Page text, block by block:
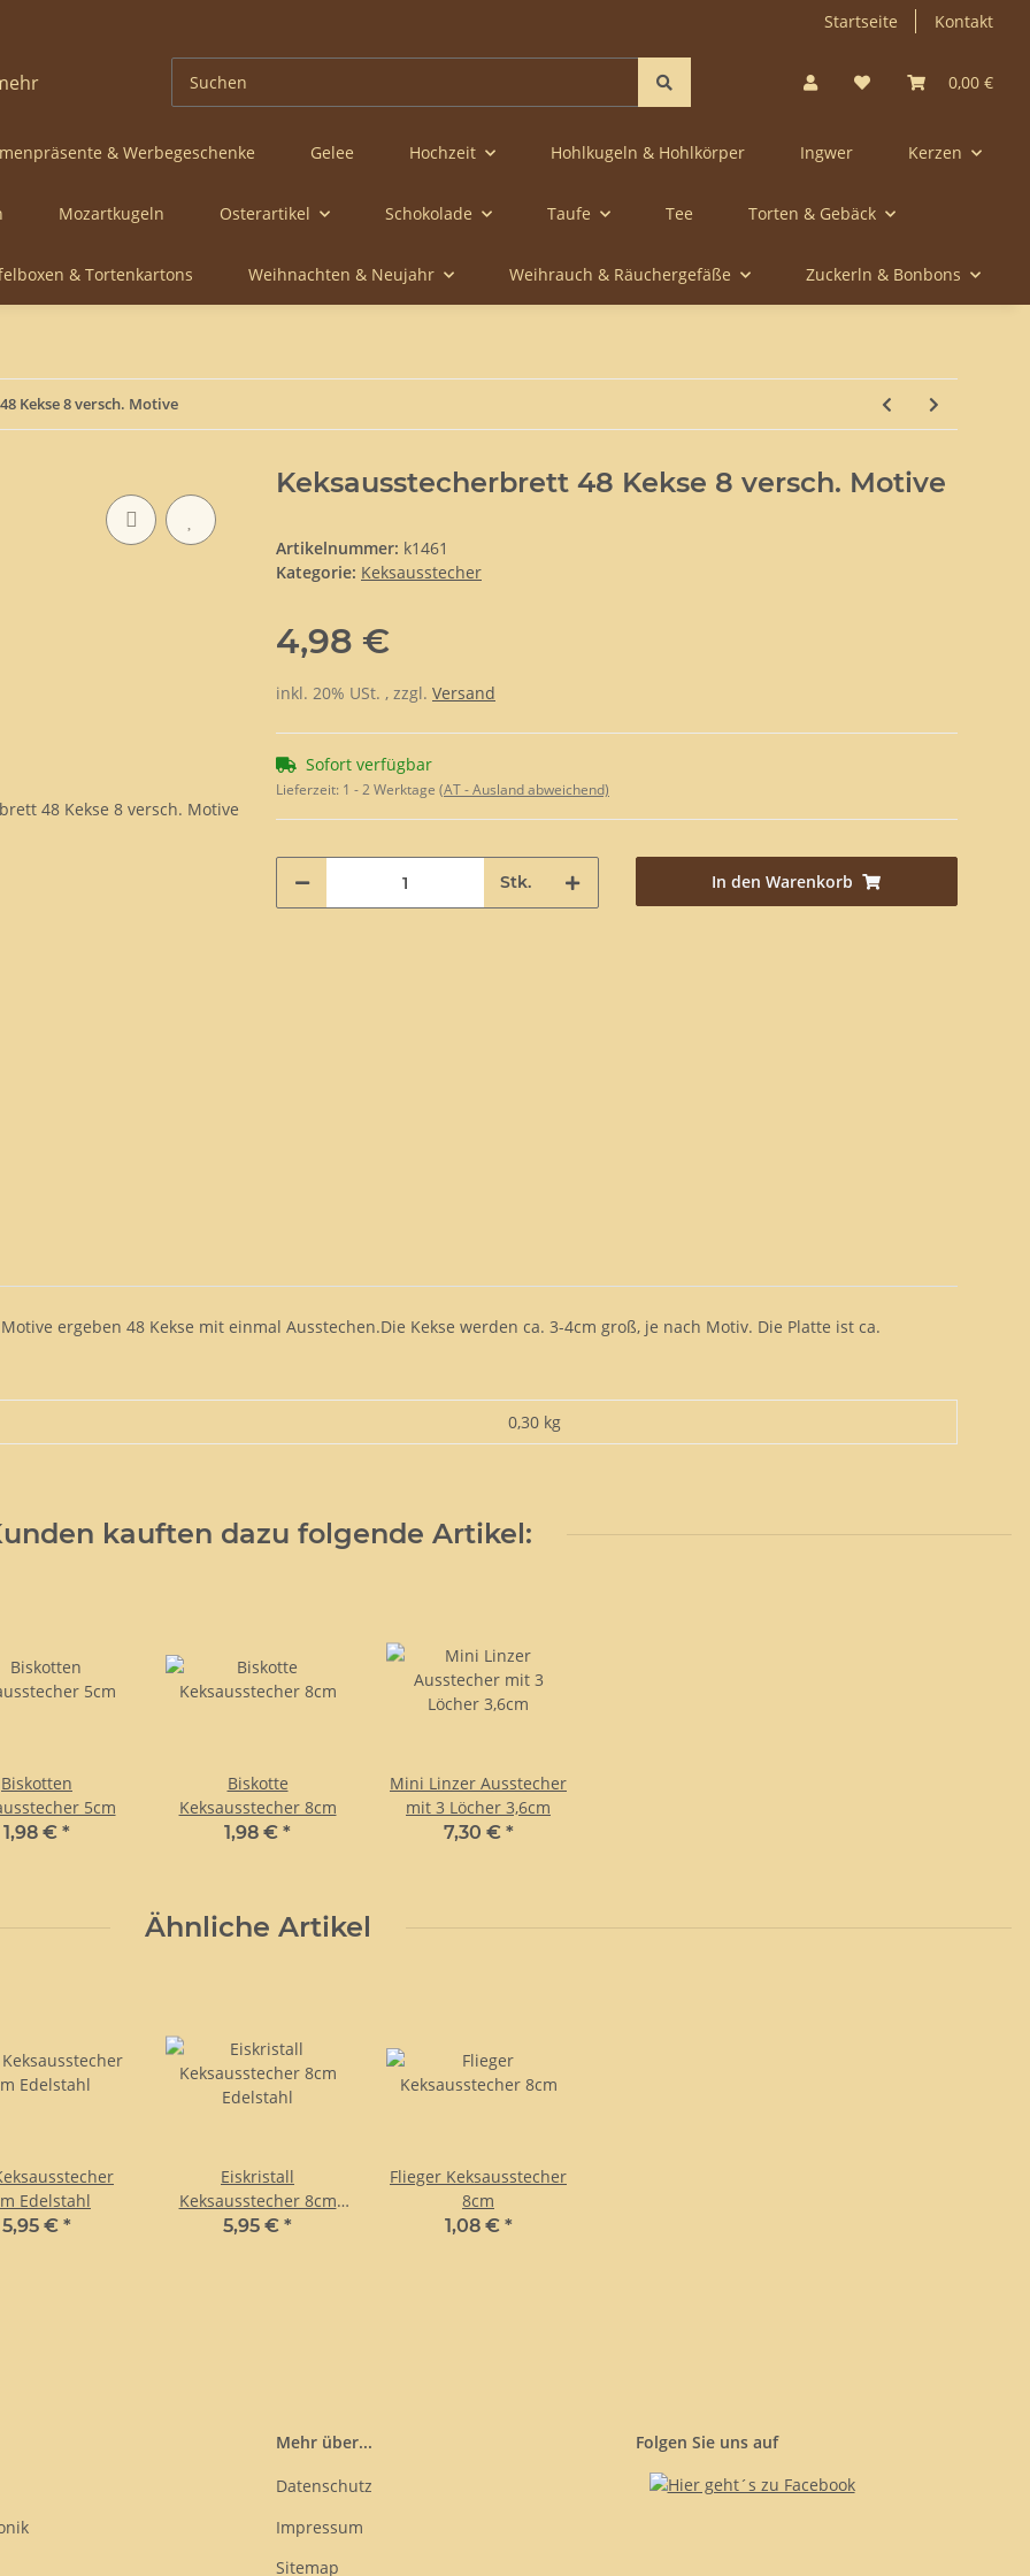
Startseite Kontakt
0,00 €
& Werbegeschenke Gelee Hochzeit Hohlkugeln & Hohlkörper Ingwer Kerzen
Mozartkugeln Osterartikel Schokolade Taufe Tee Torten & Gebäck
& Tortenkartons Weihnachten & Neujahr Weihrauch & Räuchergefäße Zuckerln & Bonbons
Kekse 8 versch. Motive
Keksausstecherbrett 48 Kekse 8 versch. Motive
Artikelnummer: k1461
Kategorie: Keksausstecher
4,98 €
inkl. 20% USt. , zzgl. Versand
Sofort verfügbar
Lieferzeit: 1 - 2 Werktage (AT - Ausland abweichend)
Stk. In den Warenkorb
ergeben 48 Kekse mit einmal Ausstechen.Die Kekse werden ca. 3-4cm groß, je nach Motiv. Die Platte ist ca.
0,30 kg
kauften dazu folgende Artikel:
Biskotten
5cm
1,98 € *
Biskotte
Keksausstecher 8cm
1,98 € *
Mini Linzer Ausstecher
mit 3 Löcher 3,6cm
7,30 € *
Ähnliche Artikel
Edelstahl
5,95 € *
Eiskristall
Keksausstecher 8cm
Edelstahl
5,95 € *
Flieger Keksausstecher
8cm
1,08 € *
Mehr über...
Datenschutz
Impressum
Sitemap
Folgen Sie uns auf